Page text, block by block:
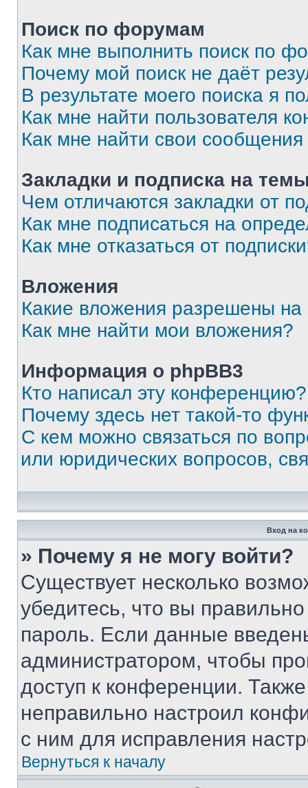
Поиск по форумам
Как мне выполнить поиск по
Почему мой поиск не даёт
В результате моего поиска я
Как мне найти пользователя
Как мне найти свои
Закладки и подписка на
Чем отличаются закладки от
Как мне подписаться на
Как мне отказаться от
Вложения
Какие вложения разрешены
Как мне найти мои вложения?
Информация о phpBB3
Кто написал эту конференцию?
Почему здесь нет такой-то
С кем можно связаться по
или юридических вопросов,
Вход на
» Почему я не могу войти?
Существует несколько
убедитесь, что вы
пароль. Если данные
администратором, чтобы
доступ к конференции.
неправильно настроил
с ним для исправления
Вернуться к началу